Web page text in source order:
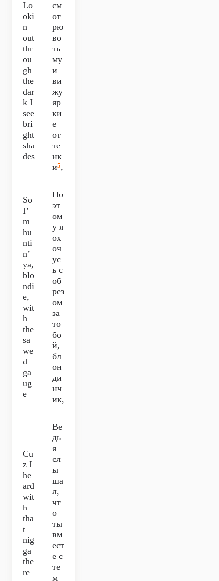
Lo
oki
n
out
thr
ou
gh
the
dar
k I
see
bri
ght
sha
des
см
от
рю
во
ть
му
и
ви
жу
яр
ки
е
от
те
нк
и5,
So
I’
m
hu
nti
n’
ya,
blo
ndi
e,
wit
h
the
sa
we
d
ga
ug
e
По
эт
ом
у я
ох
оч
ус
ь с
об
рез
ом
за
то
бо
й,
бл
он
ди
нч
ик,
Cu
z I
he
ard
wit
h
tha
t
nig
ga
the
re
Ве
дь
я
сл
ы
ша
л,
чт
о
ты
вм
ест
е с
те
м